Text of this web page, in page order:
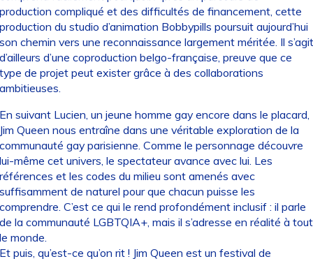
compliqué et des difficultés de financement, cette
du studio d’animation Bobbypills poursuit aujourd’hui
chemin vers une reconnaissance largement méritée. Il s’agit
d’une coproduction belgo-française, preuve que ce
de projet peut exister grâce à des collaborations
suivant Lucien, un jeune homme gay encore dans le placard,
Queen nous entraîne dans une véritable exploration de la
gay parisienne. Comme le personnage découvre
même cet univers, le spectateur avance avec lui. Les
et les codes du milieu sont amenés avec
de naturel pour que chacun puisse les
C’est ce qui le rend profondément inclusif : il parle
la communauté LGBTQIA+, mais il s’adresse en réalité à tout
monde.
puis, qu’est-ce qu’on rit ! Jim Queen est un festival de